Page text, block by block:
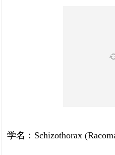
学名：Schizothorax